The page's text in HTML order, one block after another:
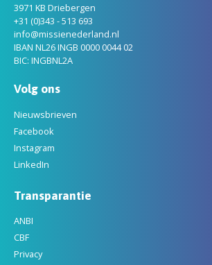
3971 KB Driebergen
+31 (0)343 - 513 693
info@missienederland.nl
IBAN NL26 INGB 0000 0044 02
BIC: INGBNL2A
Volg ons
Nieuwsbrieven
Facebook
Instagram
LinkedIn
Transparantie
ANBI
CBF
Privacy